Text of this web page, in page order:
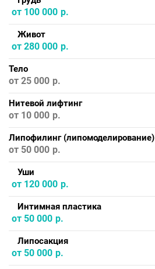
от 100 000
Живот
от 280 000
Тело
от 25 000
Нитевой лифтинг
от 10 000
Липофилинг (липомоделирование)
от 50 000
Уши
от 120 000
Интимная пластика
от 50 000
Липосакция
от 50 000